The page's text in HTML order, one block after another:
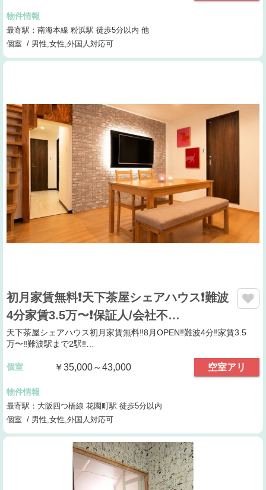
物件情報
最寄駅：南海本線 粉浜駅 徒歩5分以内 他
個室 / 男性,女性,外国人対応可
初月家賃無料❗️天下茶屋シェアハウス❗️難波
4分家賃3.5万〜❗️保証人/会社不…
天下茶屋シェアハウス初月家賃無料‼️8月OPEN‼️難波4分‼️家賃3.5
万〜‼️難波駅まで2駅‼…
個室 ￥35,000～43,000 空室アリ
物件情報
最寄駅：大阪四つ橋線 花園町駅 徒歩5分以内
個室 / 男性,女性,外国人対応可